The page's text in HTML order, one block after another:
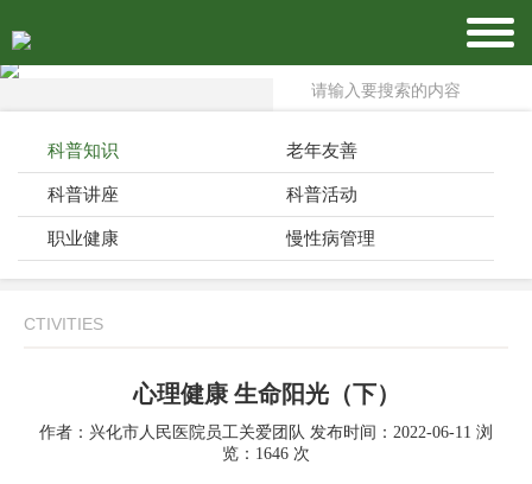
科普知识 老年友善
科普讲座 科普活动
职业健康 慢性病管理
CTIVITIES
心理健康 生命阳光（下）
作者：兴化市人民医院员工关爱团队 发布时间：2022-06-11 浏
览：1646 次